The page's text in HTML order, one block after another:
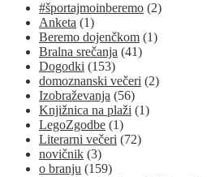
#športajmoinberemo (2)
Anketa (1)
Beremo dojenčkom (1)
Bralna srečanja (41)
Dogodki (153)
domoznanski večeri (2)
Izobraževanja (56)
Knjižnica na plaži (1)
LegoZgodbe (1)
Literarni večeri (72)
novičnik (3)
o branju (159)